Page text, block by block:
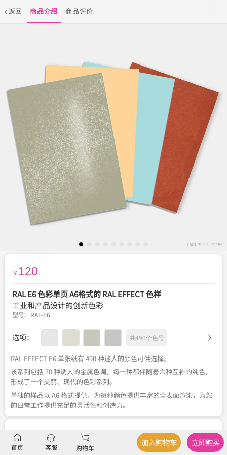
返回 商品介绍 商品评价
￥ 120
RAL E6 色彩单页 A6格式的 RAL EFFECT 色样
工业和产品设计的创新色彩
型号： RAL-E6
选项： 共490个色号
RAL EFFECT E6 单张纸有 490 种迷人的颜色可供选择。
该系列包括 70 种诱人的金属色调，每一种都伴随着六种互补的纯色，
形成了一个美丽、现代的色彩系列。
单独的样品以 A6 格式提供，为每种颜色提供丰富的全表面渲染，为您
的日常工作提供充足的灵活性和创造力。
服务 官方正品 关于税费 、不可退换
首页 客服 购物车
加入购物车 立即购买